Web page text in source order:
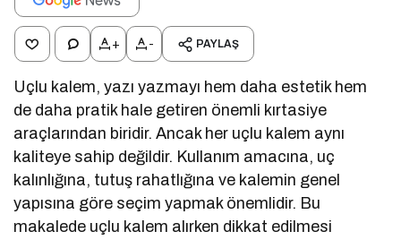
+ - PAYLAŞ
Uçlu kalem, yazı yazmayı hem daha estetik hem
de daha pratik hale getiren önemli kırtasiye
araçlarından biridir. Ancak her uçlu kalem aynı
kaliteye sahip değildir. Kullanım amacına, uç
kalınlığına, tutuş rahatlığına ve kalemin genel
yapısına göre seçim yapmak önemlidir. Bu
makalede uçlu kalem alırken dikkat edilmesi